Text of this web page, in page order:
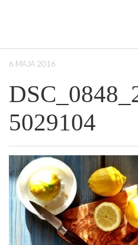
6 MAJA 2016
5029104